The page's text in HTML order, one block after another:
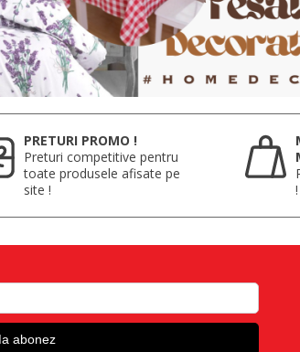
PRETURI PROMO !
Preturi competitive pentru
toate produsele afisate pe
site !